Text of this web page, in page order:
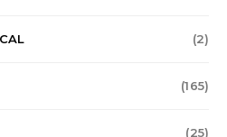
(2)
(165)
(25)